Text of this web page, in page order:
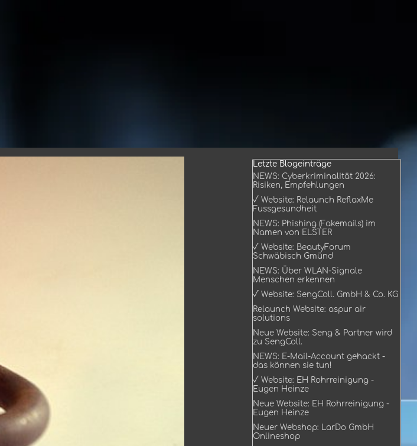
Block überspringen Letzte Blogeinträge
Letzte Blogeinträge
NEWS: Cyberkriminalität 2026:
Risiken, Empfehlungen
√ Website: Relaunch ReflaxMe
Fussgesundheit
NEWS: Phishing (Fakemails) im
Namen von ELSTER
√ Website: BeautyForum
Schwäbisch Gmünd
NEWS: Über WLAN-Signale
Menschen erkennen
√ Website: SengColl. GmbH & Co. KG
Relaunch Website: aspur air
solutions
Neue Website: Seng & Partner wird
zu SengColl.
NEWS: E-Mail-Account gehackt -
das können sie tun!
√ Website: EH Rohrreinigung -
Eugen Heinze
Neue Website: EH Rohrreinigung -
Eugen Heinze
Neuer Webshop: LarDo GmbH
Onlineshop